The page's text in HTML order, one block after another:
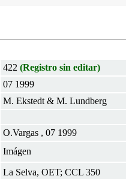
422 (Registro sin editar)
07 1999
M. Ekstedt & M. Lundberg
O.Vargas , 07 1999
Imágen
La Selva, OET; CCL 350